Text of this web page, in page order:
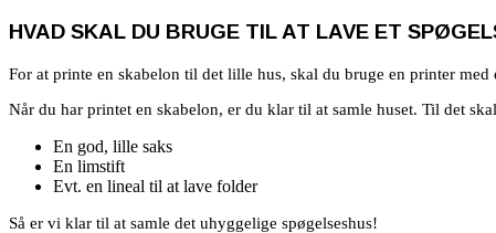
HVAD SKAL DU BRUGE TIL AT LAVE ET
For at printe en skabelon til det lille hus, skal du bruge en printer
Når du har printet en skabelon, er du klar til at samle huset. Til det
En god, lille saks
En limstift
Evt. en lineal til at lave folder
Så er vi klar til at samle det uhyggelige spøgelseshus!